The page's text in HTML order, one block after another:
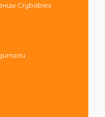
Crybabies